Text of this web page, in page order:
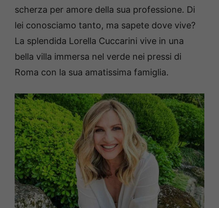
scherza per amore della sua professione. Di
lei conosciamo tanto, ma sapete dove vive?
La splendida Lorella Cuccarini vive in una
bella villa immersa nel verde nei pressi di
Roma con la sua amatissima famiglia.